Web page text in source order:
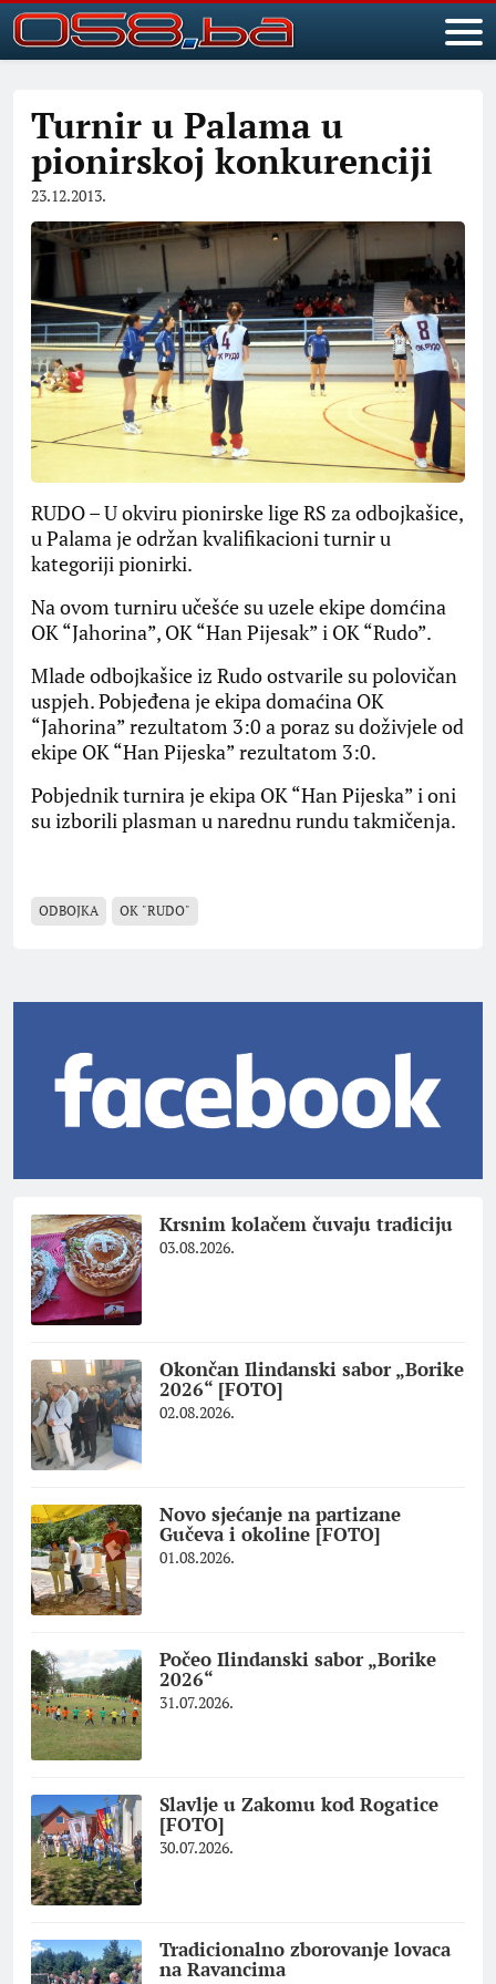
Turnir u Palama u
pionirskoj konkurenciji
23.12.2013.
RUDO – U okviru pionirske lige RS za odbojkašice,
u Palama je održan kvalifikacioni turnir u
kategoriji pionirki.
Na ovom turniru učešće su uzele ekipe domćina
OK “Jahorina”, OK “Han Pijesak” i OK “Rudo”.
Mlade odbojkašice iz Rudo ostvarile su polovičan
uspjeh. Pobjeđena je ekipa domaćina OK
“Jahorina” rezultatom 3:0 a poraz su doživjele od
ekipe OK “Han Pijeska” rezultatom 3:0.
Pobjednik turnira je ekipa OK “Han Pijeska” i oni
su izborili plasman u narednu rundu takmičenja.
ODBOJKA OK "RUDO"
Krsnim kolačem čuvaju tradiciju
03.08.2026.
Okončan Ilindanski sabor „Borike
2026“ [FOTO]
02.08.2026.
Novo sjećanje na partizane
Gučeva i okoline [FOTO]
01.08.2026.
Počeo Ilindanski sabor „Borike
2026“
31.07.2026.
Slavlje u Zakomu kod Rogatice
[FOTO]
30.07.2026.
Tradicionalno zborovanje lovaca
na Ravancima